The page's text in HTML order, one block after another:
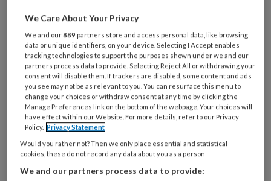
Wil je dit artikel lezen?
Maak gratis een account aan en lees 2
artikelen gratis per maand
Al een account of abonnement?Log dan in
Wat
is
je
e-
mailadres?
Kies
We Care About Your Privacy
We and our889 partners store and access personal data, like browsing
data or unique identifiers, on your device. Selecting I Accept enables
tracking technologies to support the purposes shown under we and our
partners process data to provide. Selecting Reject All or withdrawing your
consent will disable them. If trackers are disabled, some content and ads
you see may not be as relevant to you. You can resurface this menu to
change your choices or withdraw consent at any time by clicking the
Manage Preferences link on the bottom of the webpage. Your choices will
have effect within our Website. For more details, refer to our Privacy
Policy. Privacy Statement
Would you rather not? Then we only place essential and statistical
cookies, these do not record any data about you as a person
We and our partners process data to provide: